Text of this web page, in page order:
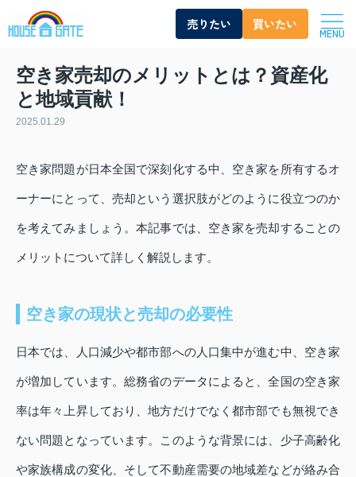
売りたい 買いたい
MENU
空き家売却のメリットとは？資産化
と地域貢献！
2025.01.29
空き家問題が日本全国で深刻化する中、空き家を所有するオ
ーナーにとって、売却という選択肢がどのように役立つのか
を考えてみましょう。本記事では、空き家を売却することの
メリットについて詳しく解説します。
空き家の現状と売却の必要性
日本では、人口減少や都市部への人口集中が進む中、空き家
が増加しています。総務省のデータによると、全国の空き家
率は年々上昇しており、地方だけでなく都市部でも無視でき
ない問題となっています。このような背景には、少子高齢化
や家族構成の変化、そして不動産需要の地域差などが絡み合